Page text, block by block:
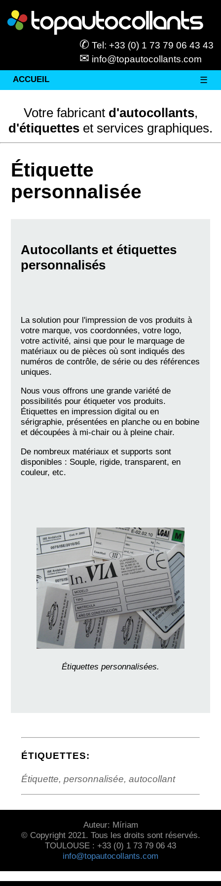
✆ Tel: +33 (0) 1 73 79 06 43 43
✉ info@topautocollants.com
ACCUEIL ☰
Votre fabricant d'autocollants,
d'étiquettes et services graphiques.
Étiquette
personnalisée
Autocollants et étiquettes
personnalisés
La solution pour l'impression de vos produits à
votre marque, vos coordonnées, votre logo,
votre activité, ainsi que pour le marquage de
matériaux ou de pièces où sont indiqués des
numéros de contrôle, de série ou des références
uniques.
Nous vous offrons une grande variété de
possibilités pour étiqueter vos produits.
Étiquettes en impression digital ou en
sérigraphie, présentées en planche ou en bobine
et découpées à mi-chair ou à pleine chair.
De nombreux matériaux et supports sont
disponibles : Souple, rigide, transparent, en
couleur, etc.
Étiquettes personnalisées.
ÉTIQUETTES:
Étiquette, personnalisée, autocollant
Auteur: Míriam
© Copyright 2021. Tous les droits sont réservés.
TOULOUSE : +33 (0) 1 73 79 06 43
info@topautocollants.com